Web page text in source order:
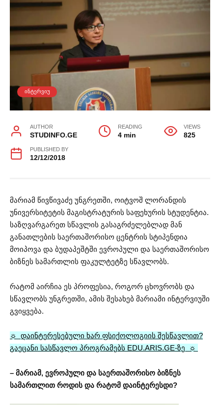
ᲘᲜᲢᲔᲠᲕᲘᲣ
AUTHOR
STUDINFO.GE
READING
4 min
VIEWS
825
PUBLISHED BY
12/12/2018
მარიამ წივწივაძე უნგრეთში, ოიტვოშ ლორანდის
უნივერსიტეტის მაგისტრატურის საფეხურის სტუდენტია.
საზღვარგარეთ სწავლის გასაგრძელებლად მან
განათლების საერთაშორისო ცენტრის სტიპენდია
მოიპოვა და ბუდაპეშტში ევროპული და საერთაშორისო
ბიზნეს სამართლის ფაკულტეტზე სწავლობს.
რატომ აირჩია ეს პროფესია, როგორ ცხოვრობს და
სწავლობს უნგრეთში, ამის შესახებ მარიამი ინტერვიუში
გვიყვება.
☼ დაინტერესებული ხარ ფსიქოლოგიის შესწავლით?
გაეცანი სასწავლო პროგრამებს EDU.ARIS.GE-ზე ☼
– მარიამ, ევროპული და საერთაშორისო ბიზნეს
სამართლით როდის და რატომ დაინტერესდი?